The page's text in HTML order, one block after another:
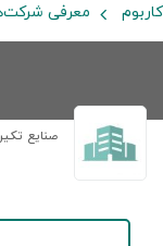
کاربوم معرفی
صنایع